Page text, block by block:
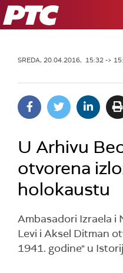
RTS
SREDA, 20.04.2016, 15:32 ->
U Arhivu
otvorena
holokaustu
Ambasadori Izraela i
Levi i Aksel Ditman
1941. godine" u